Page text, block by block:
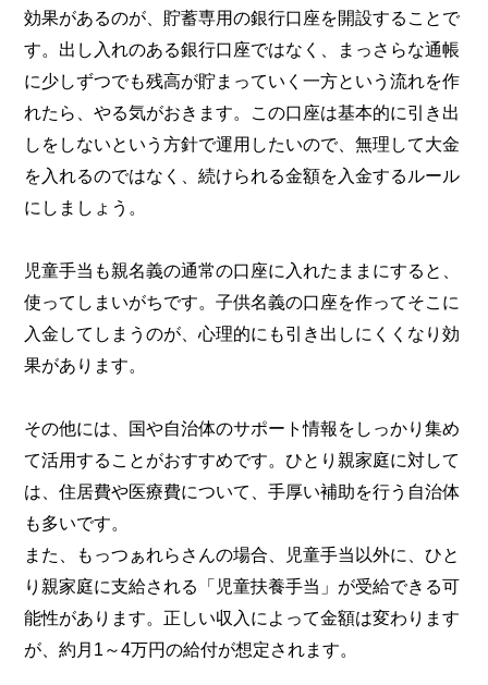
効果があるのが、貯蓄専用の銀行口座を開設することで
す。出し入れのある銀行口座ではなく、まっさらな通帳
に少しずつでも残高が貯まっていく一方という流れを作
れたら、やる気がおきます。この口座は基本的に引き出
しをしないという方針で運用したいので、無理して大金
を入れるのではなく、続けられる金額を入金するルール
にしましょう。
児童手当も親名義の通常の口座に入れたままにすると、
使ってしまいがちです。子供名義の口座を作ってそこに
入金してしまうのが、心理的にも引き出しにくくなり効
果があります。
その他には、国や自治体のサポート情報をしっかり集め
て活用することがおすすめです。ひとり親家庭に対して
は、住居費や医療費について、手厚い補助を行う自治体
も多いです。
また、もっつぁれらさんの場合、児童手当以外に、ひと
り親家庭に支給される「児童扶養手当」が受給できる可
能性があります。正しい収入によって金額は変わります
が、約月1～4万円の給付が想定されます。